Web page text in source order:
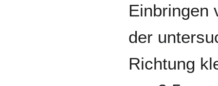
Einbringen
der
Richtung